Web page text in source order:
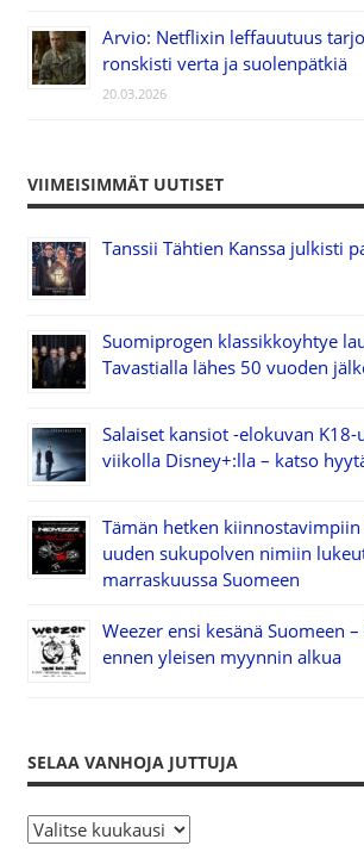
Arvio: Netflixin leffauutuus
ronskisti verta ja suolenpätkiä
20.03.2026
VIIMEISIMMÄT UUTISET
Tanssii Tähtien Kanssa julkisti
Suomiprogen klassikkoyhtye
Tavastialla lähes 50 vuoden
Salaiset kansiot -elokuvan
viikolla Disney+:lla – katso
Tämän hetken
uuden sukupolven nimiin
marraskuussa Suomeen
Weezer ensi kesänä Suomeen
ennen yleisen myynnin alkua
SELAA VANHOJA JUTTUJA
S